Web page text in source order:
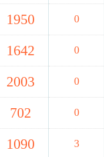
1950 0
1642 0
2003 0
702 0
1090 3